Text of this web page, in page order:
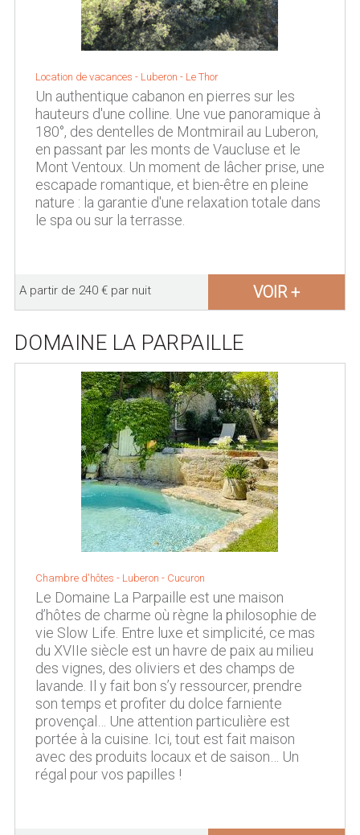
Location de vacances - Luberon - Le Thor
Un authentique cabanon en pierres sur les
hauteurs d'une colline. Une vue panoramique à
180°, des dentelles de Montmirail au Luberon,
en passant par les monts de Vaucluse et le
Mont Ventoux. Un moment de lâcher prise, une
escapade romantique, et bien-être en pleine
nature : la garantie d'une relaxation totale dans
le spa ou sur la terrasse.
A partir de 240 € par nuit VOIR +
DOMAINE LA PARPAILLE
Chambre d'hôtes - Luberon - Cucuron
Le Domaine La Parpaille est une maison
d’hôtes de charme où règne la philosophie de
vie Slow Life. Entre luxe et simplicité, ce mas
du XVIIe siècle est un havre de paix au milieu
des vignes, des oliviers et des champs de
lavande. Il y fait bon s’y ressourcer, prendre
son temps et profiter du dolce farniente
provençal… Une attention particulière est
portée à la cuisine. Ici, tout est fait maison
avec des produits locaux et de saison… Un
régal pour vos papilles !